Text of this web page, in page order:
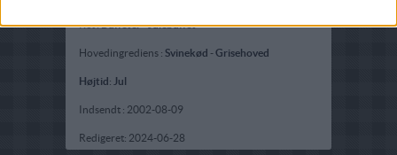
Ret :Buffeter-Julebuffet
Hovedingrediens : Svinekød -Grisehoved
Højtid: Jul
Indsendt : 2002-08-09
Redigeret: 2024-06-28